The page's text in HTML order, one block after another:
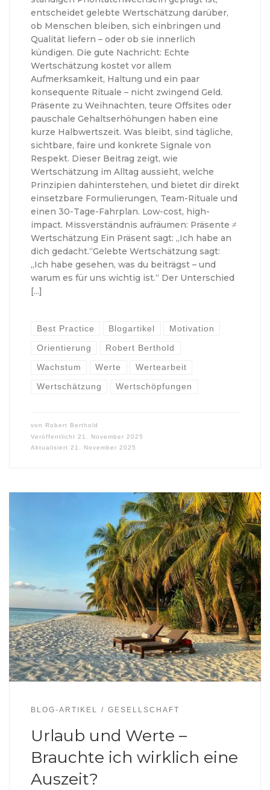
entscheidet gelebte Wertschätzung darüber,
ob Menschen bleiben, sich einbringen und
Qualität liefern – oder ob sie innerlich
kündigen. Die gute Nachricht: Echte
Wertschätzung kostet vor allem
Aufmerksamkeit, Haltung und ein paar
konsequente Rituale – nicht zwingend Geld.
Präsente zu Weihnachten, teure Offsites oder
pauschale Gehaltserhöhungen haben eine
kurze Halbwertszeit. Was bleibt, sind tägliche,
sichtbare, faire und konkrete Signale von
Respekt. Dieser Beitrag zeigt, wie
Wertschätzung im Alltag aussieht, welche
Prinzipien dahinterstehen, und bietet dir direkt
einsetzbare Formulierungen, Team-Rituale und
einen 30-Tage-Fahrplan. Low-cost, high-
impact. Missverständnis aufräumen: Präsente ≠
Wertschätzung Ein Präsent sagt: „Ich habe an
dich gedacht.“Gelebte Wertschätzung sagt:
„Ich habe gesehen, was du beiträgst – und
warum es für uns wichtig ist.“ Der Unterschied
[…]
Best Practice Blogartikel Motivation
Orientierung Robert Berthold
Wachstum Werte Wertearbeit
Wertschätzung Wertschöpfungen
von Robert Berthold
Veröffentlicht 21. November 2025
Aktualisiert 21. November 2025
BLOG-ARTIKEL GESELLSCHAFT
Urlaub und Werte –
Brauchte ich wirklich eine
Auszeit?